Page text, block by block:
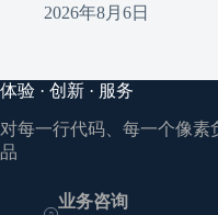
2026年8月6日
体验 · 创新 · 服务
对每一行代码、每一个像
品
业务咨询